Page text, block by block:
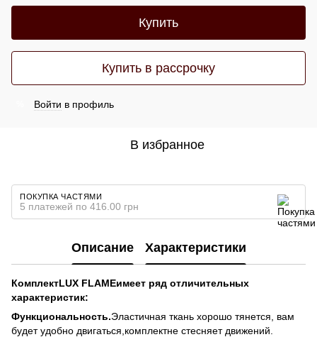
Купить
Купить в рассрочку
Войти в профиль
В избранное
ПОКУПКА ЧАСТЯМИ
5 платежей по 416.00 грн
Описание Характеристики
КомплектLUX FLAMEимеет ряд отличительных
характеристик:
Функциональность.Эластичная ткань хорошо тянется, вам
будет удобно двигаться,комплектне стесняет движений.